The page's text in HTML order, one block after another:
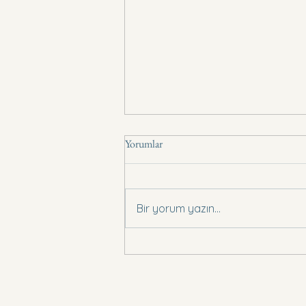
Yorumlar
Bir yorum yazın...